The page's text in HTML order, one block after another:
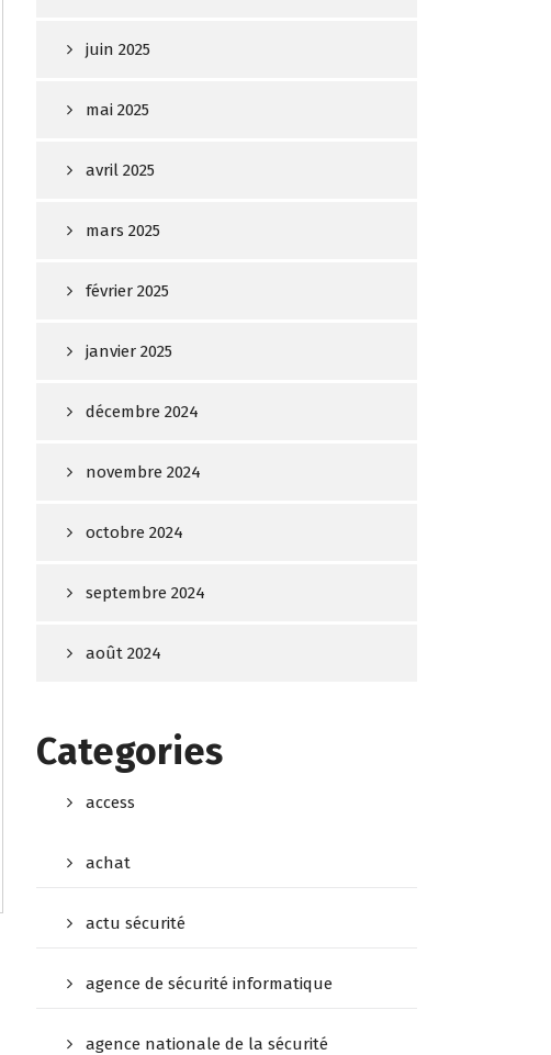
juin 2025
mai 2025
avril 2025
mars 2025
février 2025
janvier 2025
décembre 2024
novembre 2024
octobre 2024
septembre 2024
août 2024
Categories
access
achat
actu sécurité
agence de sécurité informatique
agence nationale de la sécurité